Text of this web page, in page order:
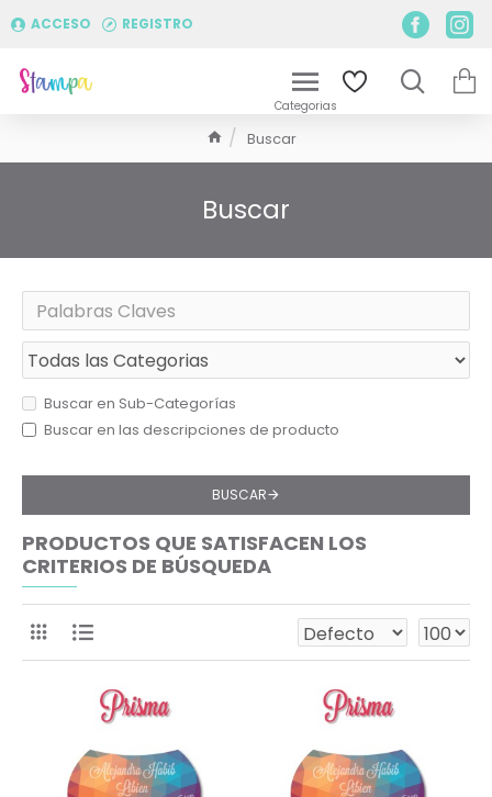
ACCESO REGISTRO
Buscar
Buscar
Buscar en Sub-Categorías
Buscar en las descripciones de producto
BUSCAR
PRODUCTOS QUE SATISFACEN LOS
CRITERIOS DE BÚSQUEDA